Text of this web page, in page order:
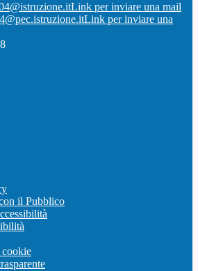
Link per inviare una mail
Link per inviare una
il Pubblico
cookie